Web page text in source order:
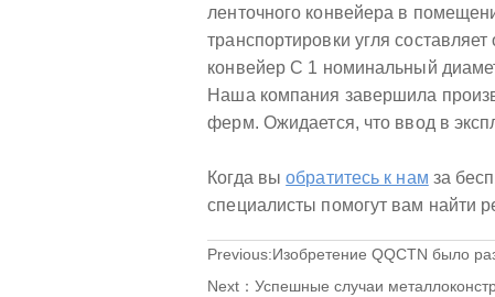
ленточного конвейера в
транспортировки угля
конвейер C 1 номинальный
Наша компания завершила
ферм. Ожидается, что ввод в
Когда выобратитесь к нам за
специалисты помогут вам найти
Previous:Изобретение QQCTN было
Next：Успешные случаи